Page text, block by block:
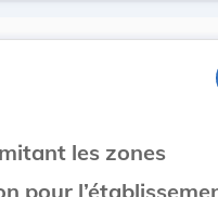
les zones
pour